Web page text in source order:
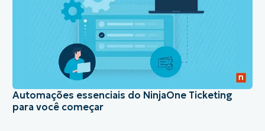
Automações essenciais do NinjaOne Ticketing
para você começar